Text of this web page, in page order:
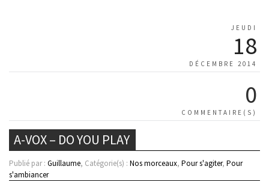
JEUDI
18
DÉCEMBRE 2014
0
COMMENTAIRE(S)
A-VOX – DO YOU PLAY
Publié par : Guillaume, Catégorie(s) : Nos morceaux, Pour s'agiter, Pour
s'ambiancer